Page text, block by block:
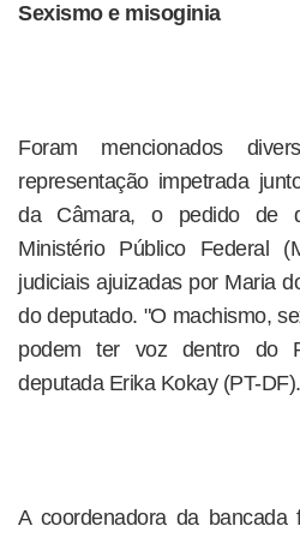
Sexismo e misoginia
Foram mencionados
representação impetrada
da Câmara, o pedido de
Ministério Público Federal
judiciais ajuizadas por Maria
do deputado. "O machismo,
podem ter voz dentro do
deputada Erika Kokay (PT-DF).
A coordenadora da bancada